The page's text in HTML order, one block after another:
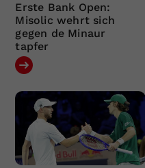
Erste Bank Open:
Misolic wehrt sich
gegen de Minaur
tapfer